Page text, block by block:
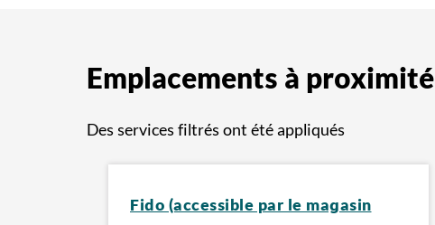
Emplacements à proximité
Des services filtrés ont été appliqués
Fido (accessible par le magasin